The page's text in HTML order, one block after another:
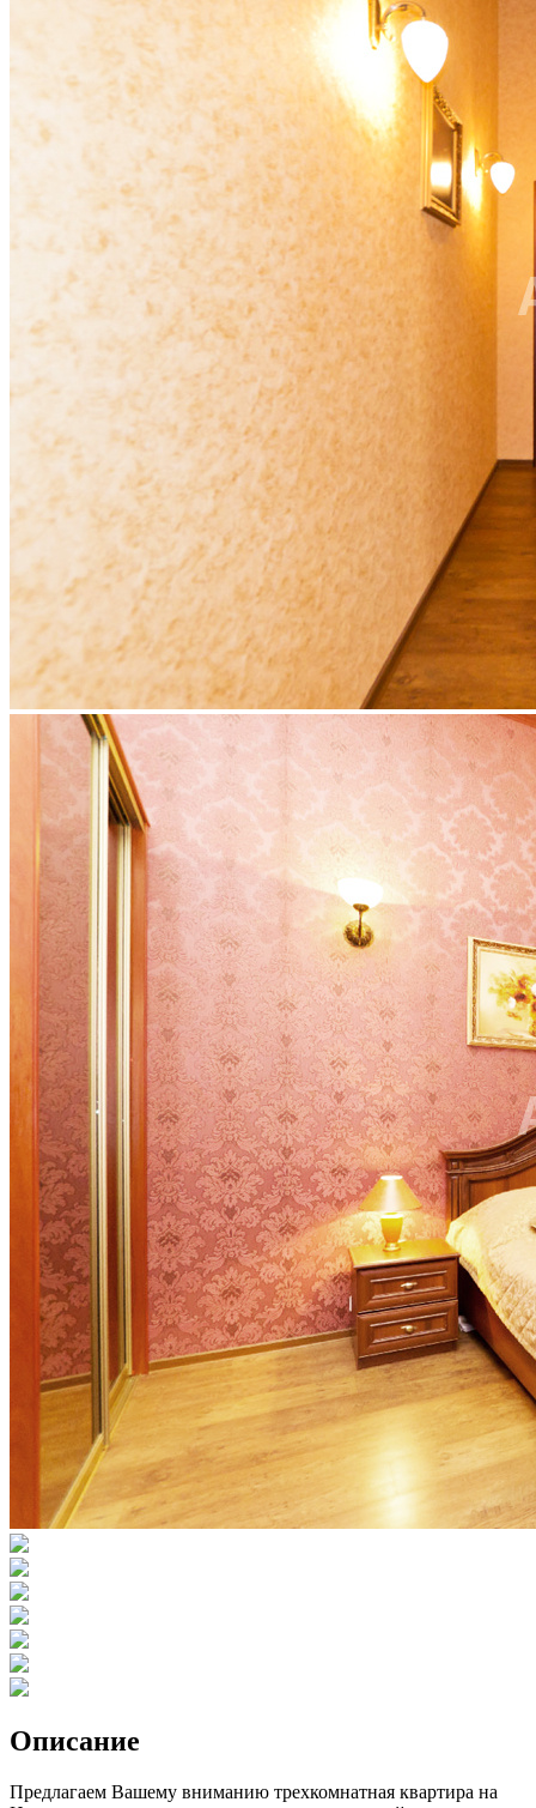
Описание
Предлагаем Вашему вниманию трехкомнатная квартира на